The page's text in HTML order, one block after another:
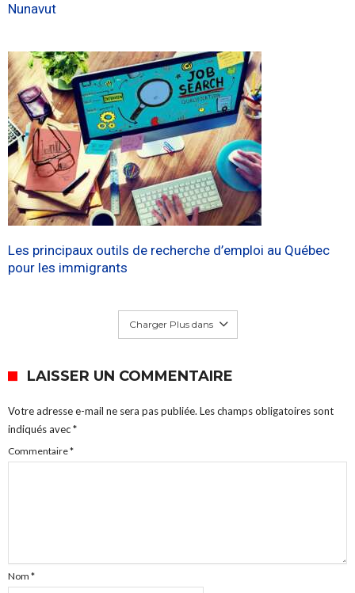
Nunavut
Les principaux outils de recherche d’emploi au Québec
pour les immigrants
Charger Plus dans
LAISSER UN COMMENTAIRE
Votre adresse e-mail ne sera pas publiée. Les champs obligatoires sont
indiqués avec*
Commentaire*
Nom *